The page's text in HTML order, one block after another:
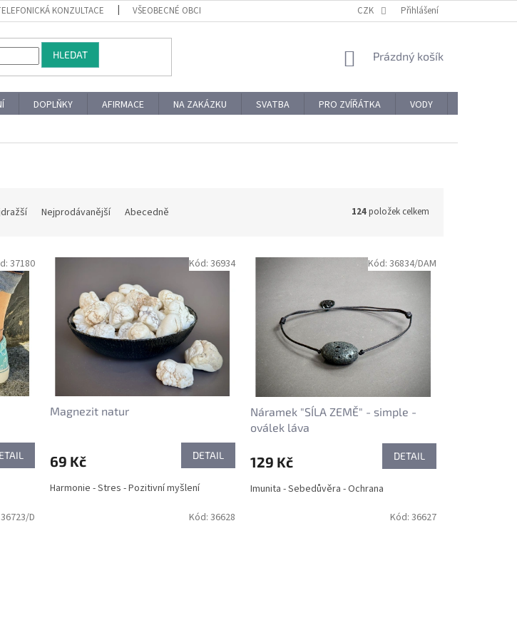
KONZULTACE VŠEOBECNÉ OBCHODNÍ PODMÍNKY REKLAMACE A VRÁCENÍ ZBOŽÍ
CZK Přihlášení
HLEDAT
NÁKUPNÍ
Prázdný košík
DOPLŇKY AFIRMACE NA ZAKÁZKU SVATBA PRO ZVÍŘÁTKA VODY
Nejprodávanější Abecedně 124položek celkem
37180
Magnezit natur
69 Kč DETAIL
Harmonie - Stres - Pozitivní myšlení
Kód: 36934
Náramek "SÍLA ZEMĚ" - simple -
oválek láva
129 Kč DETAIL
Imunita - Sebedůvěra - Ochrana
Kód: 36834/DAM
36723/D Kód: 36628 Kód: 36627